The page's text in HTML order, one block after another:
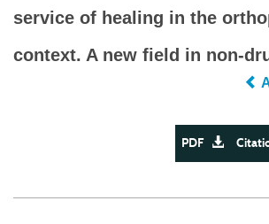
service of healing in the
context. A new field in non-
PDF